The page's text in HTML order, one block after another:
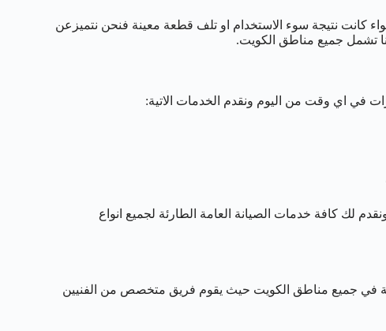
كانت نتيجة سوء الاستخدام او تلف قطعة معينة فنحن نتميزعن
تشمل جميع مناطق الكويت.
في اي وقت من اليوم ونقدم الخدمات الاتية:
لك كافة خدمات الصيانة العامة الطارئة لجميع انواع
الكويت يقدم لكم خدمات الطرق على مدار 24 ساعة في جميع مناطق الكويت حيث يقوم فريق متخصص من الفنيين